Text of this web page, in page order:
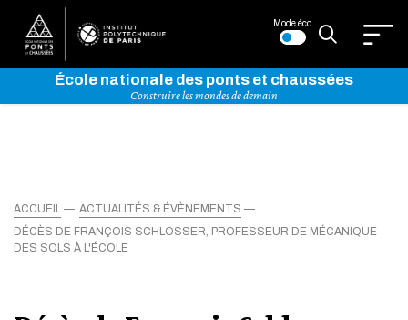
Mode éco
École nationale des ponts et chaussées
Construire les mondes de demain
ACCUEIL
ACTUALITÉS & ÉVÈNEMENTS
DÉCÈS DE FRANÇOIS SCHLOSSER, PROFESSEUR DE MÉCANIQUE
DES SOLS À L'ÉCOLE